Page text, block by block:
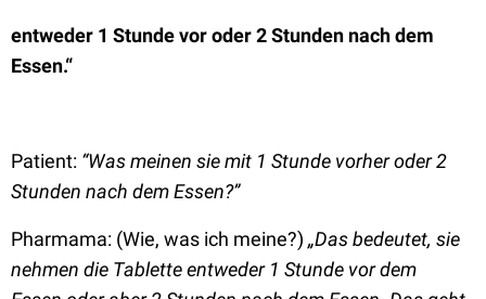
entweder 1 Stunde vor oder 2 Stunden nach dem
Essen.“
Patient: “Was meinen sie mit 1 Stunde vorher oder 2
Stunden nach dem Essen?”
Pharmama: (Wie, was ich meine?) „Das bedeutet, sie
nehmen die Tablette entweder 1 Stunde vor dem